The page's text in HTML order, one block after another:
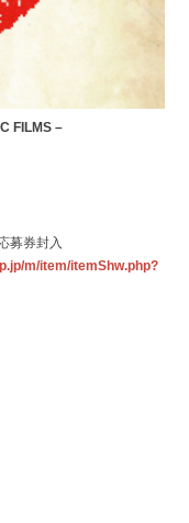
FILMS –
募券封入
m/item/itemShw.php?